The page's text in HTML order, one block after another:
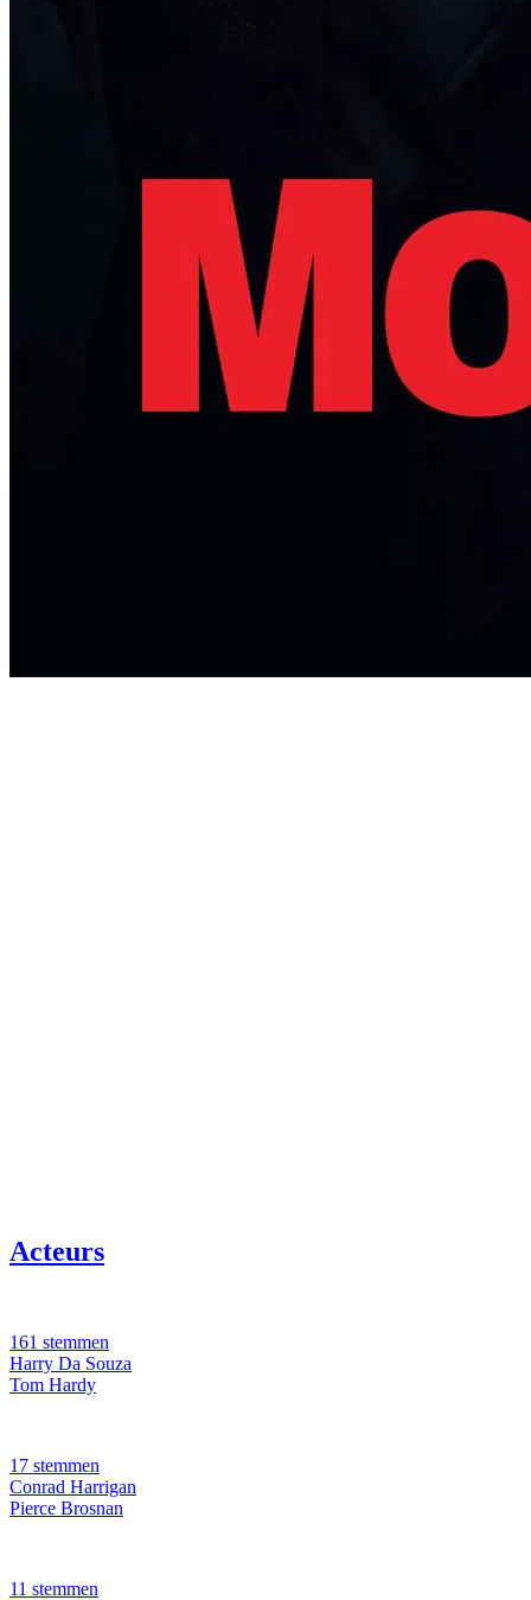
Acteurs
161 stemmen
Harry Da Souza
Tom Hardy
17 stemmen
Conrad Harrigan
Pierce Brosnan
11 stemmen